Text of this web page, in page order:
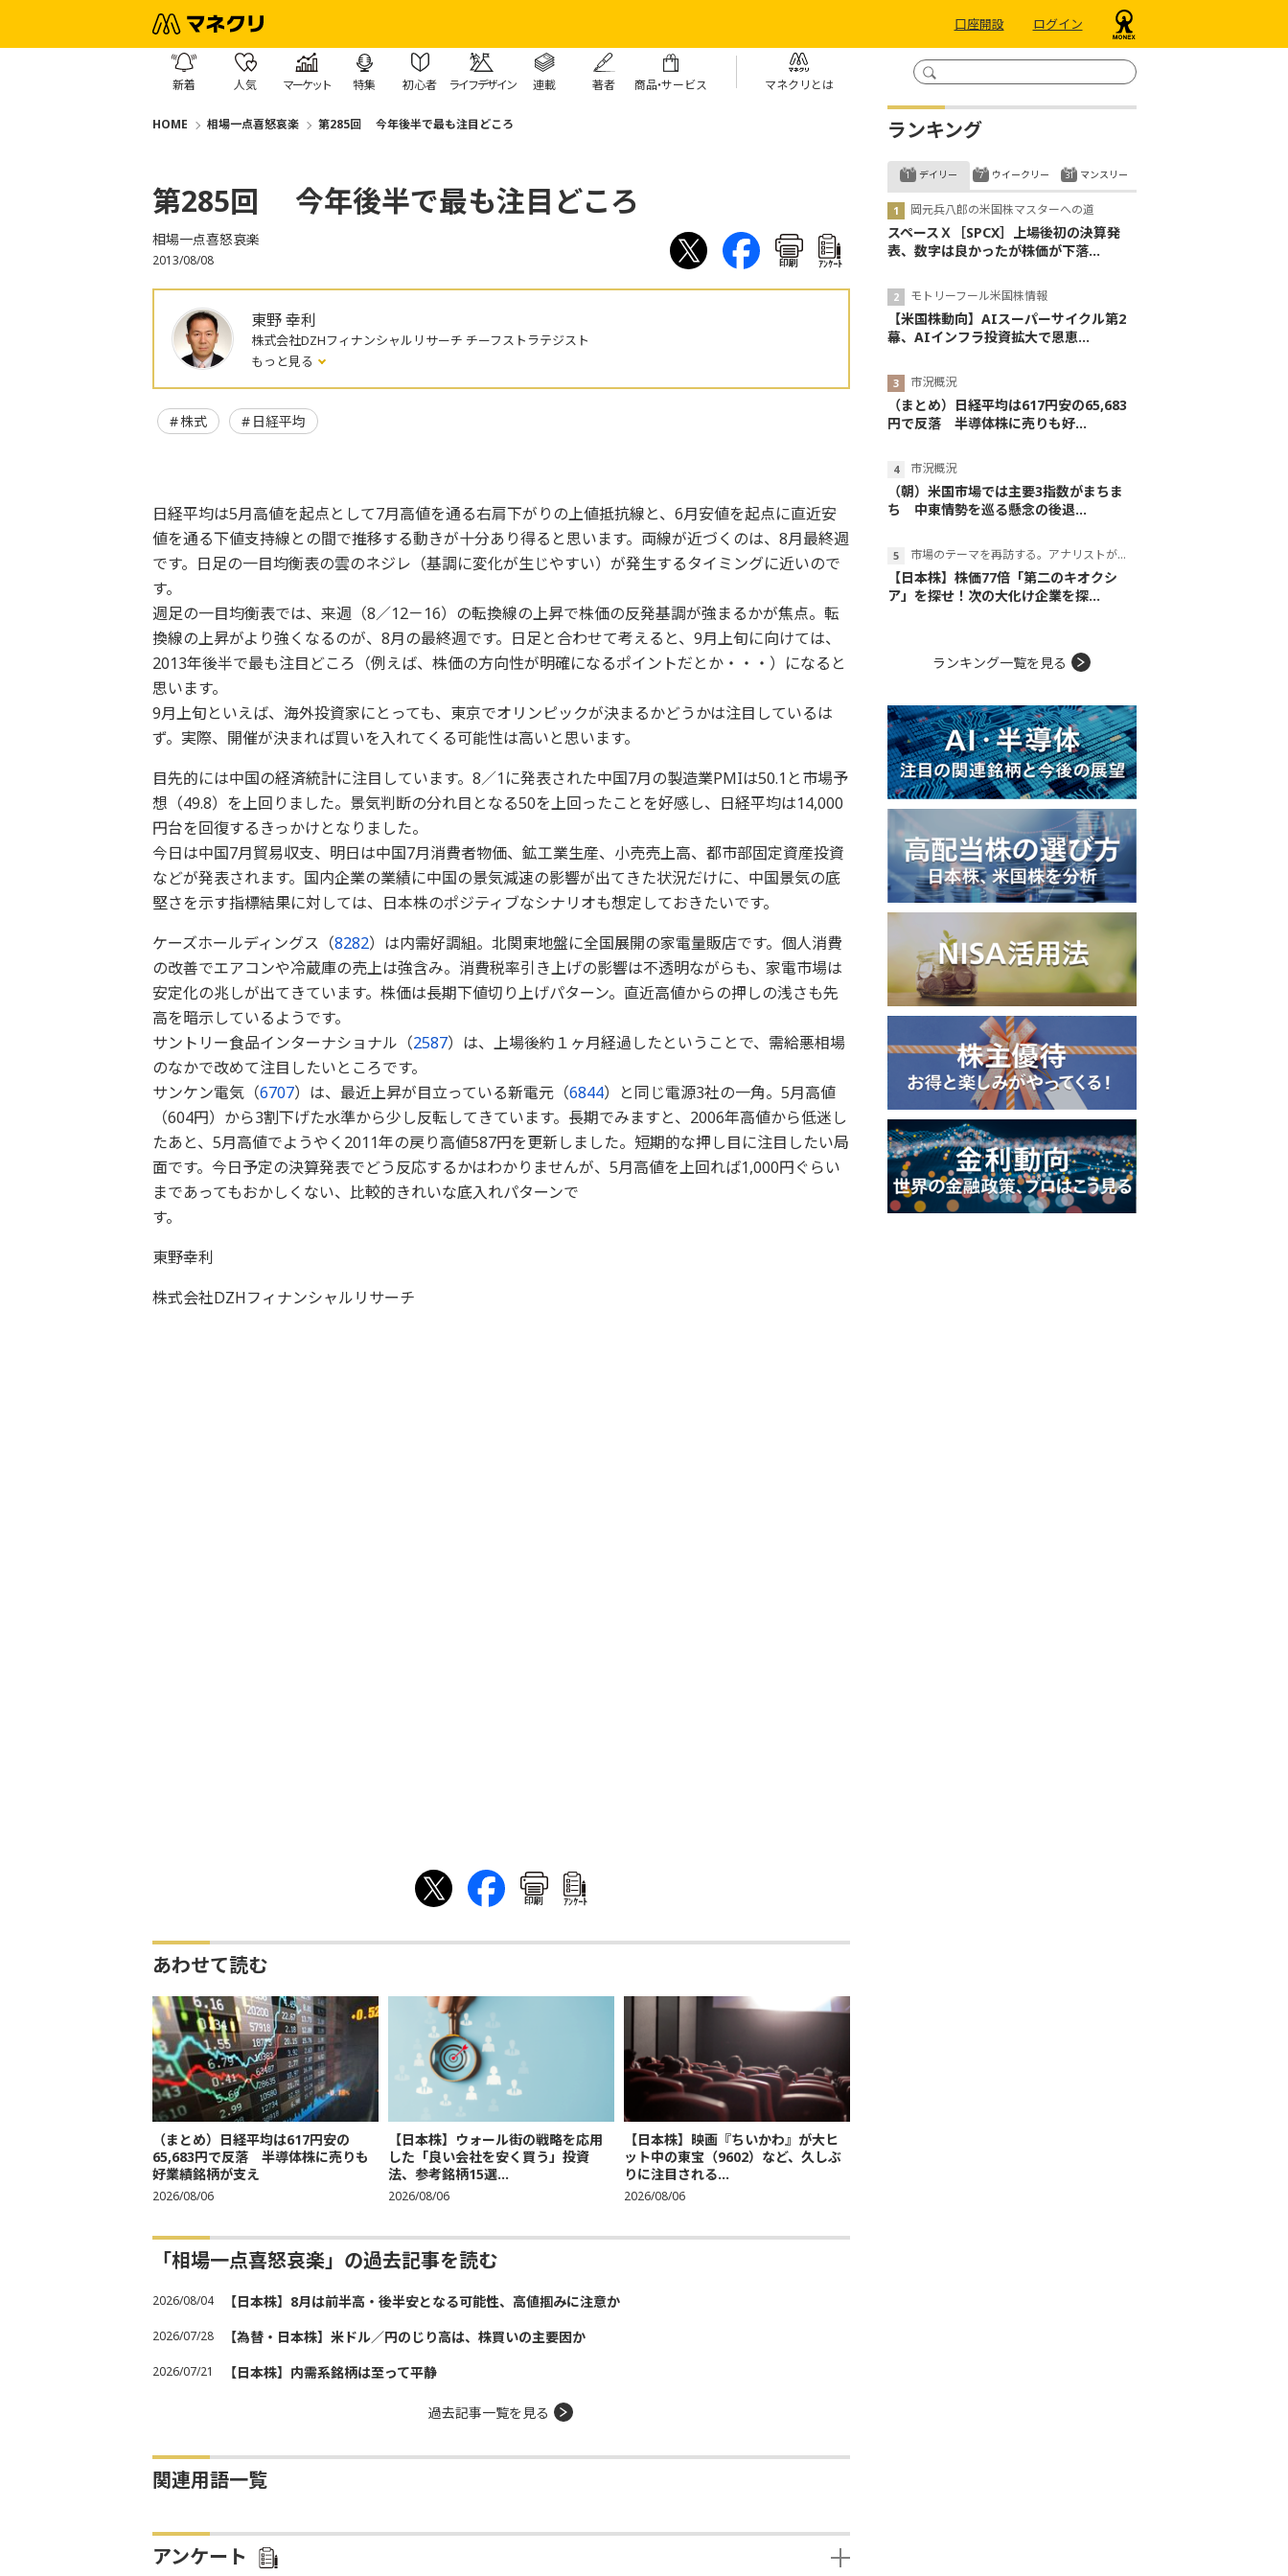
口座開設 ログイン
新着 人気 マーケット 特集 初心者 ライフデザイン 連載 著者 商品・サービス マネクリとは
HOME 相場一点喜怒哀楽 第285回 今年後半で最も注目どころ
第285回 今年後半で最も注目どころ
相場一点喜怒哀楽
2013/08/08 印刷 ｱﾝｹｰﾄ
東野 幸利
株式会社DZHフィナンシャルリサーチ チーフストラテジスト
もっと見る
株式 日経平均
日経平均は5月高値を起点として7月高値を通る右肩下がりの上値抵抗線と、6月安値を起点に直近安
値を通る下値支持線との間で推移する動きが十分あり得ると思います。両線が近づくのは、8月最終週
です。日足の一目均衡表の雲のネジレ（基調に変化が生じやすい）が発生するタイミングに近いので
す。
週足の一目均衡表では、来週（8／12－16）の転換線の上昇で株価の反発基調が強まるかが焦点。転
換線の上昇がより強くなるのが、8月の最終週です。日足と合わせて考えると、9月上旬に向けては、
2013年後半で最も注目どころ（例えば、株価の方向性が明確になるポイントだとか・・・）になると
思います。
9月上旬といえば、海外投資家にとっても、東京でオリンピックが決まるかどうかは注目しているは
ず。実際、開催が決まれば買いを入れてくる可能性は高いと思います。
目先的には中国の経済統計に注目しています。8／1に発表された中国7月の製造業PMIは50.1と市場予
想（49.8）を上回りました。景気判断の分れ目となる50を上回ったことを好感し、日経平均は14,000
円台を回復するきっかけとなりました。
今日は中国7月貿易収支、明日は中国7月消費者物価、鉱工業生産、小売売上高、都市部固定資産投資
などが発表されます。国内企業の業績に中国の景気減速の影響が出てきた状況だけに、中国景気の底
堅さを示す指標結果に対しては、日本株のポジティブなシナリオも想定しておきたいです。
ケーズホールディングス（8282）は内需好調組。北関東地盤に全国展開の家電量販店です。個人消費
の改善でエアコンや冷蔵庫の売上は強含み。消費税率引き上げの影響は不透明ながらも、家電市場は
安定化の兆しが出てきています。株価は長期下値切り上げパターン。直近高値からの押しの浅さも先
高を暗示しているようです。
サントリー食品インターナショナル（2587）は、上場後約１ヶ月経過したということで、需給悪相場
のなかで改めて注目したいところです。
サンケン電気（6707）は、最近上昇が目立っている新電元（6844）と同じ電源3社の一角。5月高値
（604円）から3割下げた水準から少し反転してきています。長期でみますと、2006年高値から低迷し
たあと、5月高値でようやく2011年の戻り高値587円を更新しました。短期的な押し目に注目したい局
面です。今日予定の決算発表でどう反応するかはわかりませんが、5月高値を上回れば1,000円ぐらい
まであってもおかしくない、比較的きれいな底入れパターンで
す。
東野幸利
株式会社DZHフィナンシャルリサーチ
印刷 ｱﾝｹｰﾄ
あわせて読む
（まとめ）日経平均は617円安の
65,683円で反落 半導体株に売りも
好業績銘柄が支え
2026/08/06
【日本株】ウォール街の戦略を応用
した「良い会社を安く買う」投資
法、参考銘柄15選...
2026/08/06
【日本株】映画『ちいかわ』が大ヒ
ット中の東宝（9602）など、久しぶ
りに注目される...
2026/08/06
「相場一点喜怒哀楽」の過去記事を読む
2026/08/04 【日本株】8月は前半高・後半安となる可能性、高値掴みに注意か
2026/07/28 【為替・日本株】米ドル／円のじり高は、株買いの主要因か
2026/07/21 【日本株】内需系銘柄は至って平静
過去記事一覧を見る
関連用語一覧
アンケート
ランキング
デイリー
岡元兵八郎の米国株マスターへの道
スペースＸ［SPCX］上場後初の決算発
表、数字は良かったが株価が下落...
モトリーフール米国株情報
【米国株動向】AIスーパーサイクル第2
幕、AIインフラ投資拡大で恩恵...
市況概況
（まとめ）日経平均は617円安の65,683
円で反落 半導体株に売りも好...
市況概況
（朝）米国市場では主要3指数がまちま
ち 中東情勢を巡る懸念の後退...
市場のテーマを再訪する。アナリストが読み解くテーマの本質
【日本株】株価77倍「第二のキオクシ
ア」を探せ！次の大化け企業を探...
ウイークリー マンスリー
ランキング一覧を見る